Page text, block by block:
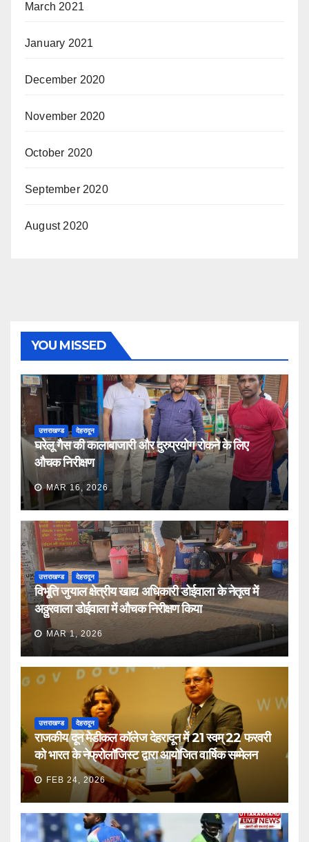
March 2021
January 2021
December 2020
November 2020
October 2020
September 2020
August 2020
YOU MISSED
उत्तराखण्ड देहरादून
घरेलू गैस की कालाबाजारी और दुरुप्रयोग रोकने के लिए
औचक निरीक्षण
MAR 16, 2026
उत्तराखण्ड देहरादून
विभूति जुयाल क्षेत्रीय खाद्य अधिकारी डोईवाला के नेतृत्व में
अठ्ठुरवाला डोईवाला में औचक निरीक्षण किया
MAR 1, 2026
उत्तराखण्ड देहरादून
राजकीय दून मेडीकल कॉलेज देहरादून में 21 स्वम् 22 फरवरी
को भारत के नेफ्रोलॉजिस्ट द्वारा आयोजित वार्षिक सम्मेलन
FEB 24, 2026